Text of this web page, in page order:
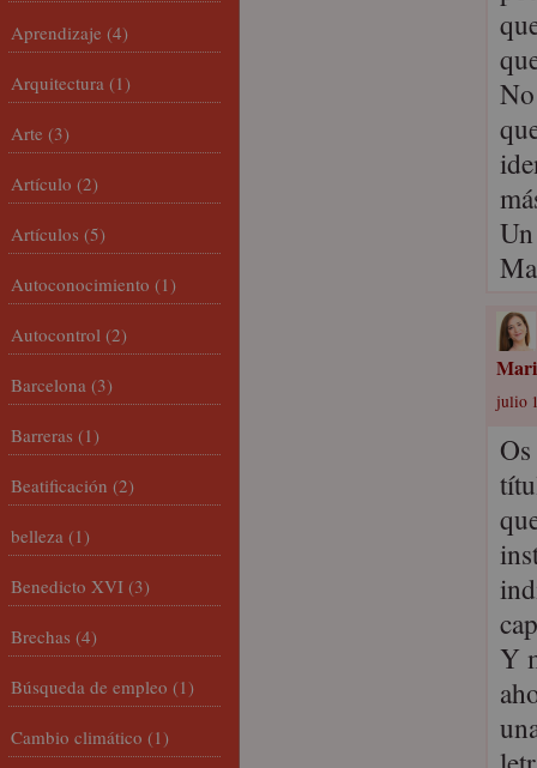
julio
Y
Aprendizaje (4)
Arquitectura (1)
Arte (3)
Artículo (2)
Artículos (5)
Autoconocimiento (1)
Autocontrol (2)
Barcelona (3)
Barreras (1)
Beatificación (2)
belleza (1)
Benedicto XVI (3)
Brechas (4)
Búsqueda de empleo (1)
Cambio climático (1)